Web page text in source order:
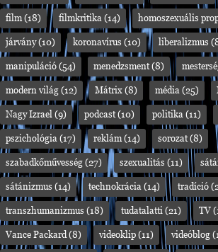
film (18) filmkritika (14) homoszexuális
járvány(10) koronavírus (10) liberalizmus
manipuláció (54) menedzsment(8)
modern világ (12) Mátrix (8) média (25)
Nagy Izrael (9) podcast(10) politika (11)
pszichológia (17) reklám (14) sorozat(8)
szabadkőművesség (27) szexualitás (11)
sátánizmus (14) technokrácia (14) tradíció
transzhumanizmus (18) tudatalatti (21) TV
Vance Packard (8) videoklip (11) videóblog